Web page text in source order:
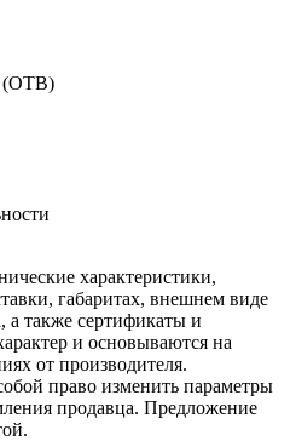
(ОТВ)
характеристики,
габаритах, внешнем виде
а также сертификаты и
и основываются на
от производителя.
право изменить параметры
продавца. Предложение